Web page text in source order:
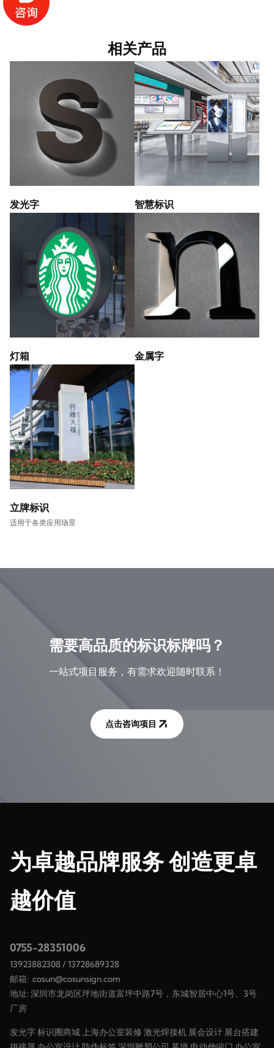
相关产品
发光字 智慧标识
灯箱 金属字
立牌标识
适用于各类应用场景
需要高品质的标识标牌吗？
一站式项目服务，有需求欢迎随时联系！
点击咨询项目
为卓越品牌服务 创造更卓
越价值
0755-28351006
13923882308/13728689328
邮箱: cosun@cosunsign.com
地址: 深圳市龙岗区坪地街道富坪中路7号，东城智居中心1号、3号
厂房
发光字标识圈商城上海办公室装修 激光焊接机 展会设计 展台搭建